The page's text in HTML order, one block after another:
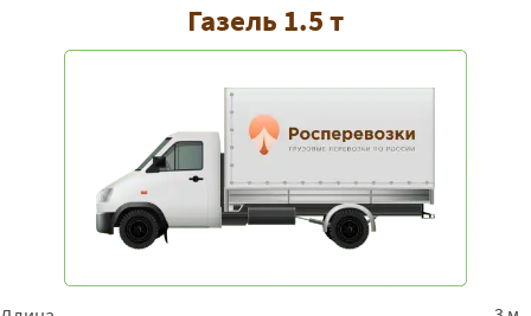
Газель 1.5 т